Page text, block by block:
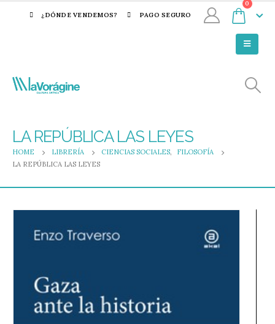
¿DÓNDE VENDEMOS? PAGO SEGURO
0
LA REPÚBLICA LAS LEYES
HOME LIBRERÍA CIENCIAS SOCIALES,
FILOSOFÍA
LA REPÚBLICA LAS LEYES